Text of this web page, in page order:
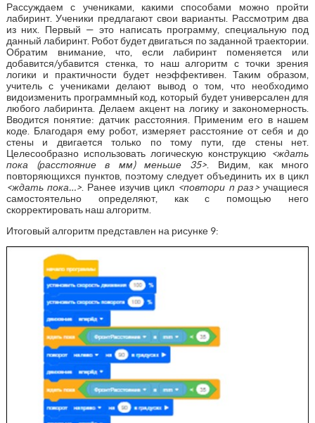
Рассуждаем с учениками, какими способами можно пройти
лабиринт. Ученики предлагают свои варианты. Рассмотрим два
из них. Первый — это написать программу, специальную под
данный лабиринт. Робот будет двигаться по заданной траектории.
Обратим внимание, что, если лабиринт поменяется или
добавится/убавится стенка, то наш алгоритм с точки зрения
логики и практичности будет неэффективен. Таким образом,
учитель с учениками делают вывод о том, что необходимо
видоизменить программный код, который будет универсален для
любого лабиринта. Делаем акцент на логику и закономерность.
Вводится понятие: датчик расстояния. Применим его в нашем
коде. Благодаря ему робот, измеряет расстояние от себя и до
стены и двигается только по тому пути, где стены нет.
Целесообразно использовать логическую конструкцию
<ждать
пока (расстояние в мм) меньше 35>. Видим, как много
повторяющихся пунктов, поэтому следует объединить их в цикл
<ждать пока…>. Ранее изучив цикл <повтори n раз>учащиеся
самостоятельно определяют, как с помощью него
скорректировать наш алгоритм.
Итоговый алгоритм представлен на рисунке 9: